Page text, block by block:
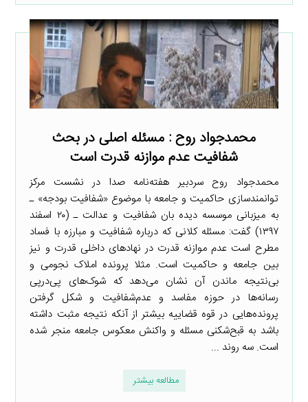
محمدجواد روح : مسئله اصلی در بحث
شفافیت عدم موازنه قدرت است
محمدجواد روح سردبیر هفته‌نامه صدا در نشست مرکز
توانمندسازی حاکمیت و جامعه با موضوع «شفافیت بودجه» ـ
به میزبانی موسسه دیده بان شفافیت و عدالت ـ (۲۰ اسفند
۱۳۹۷) گفت: مسئله کلانی که درباره شفافیت و مبارزه با فساد
مطرح است عدم موازنه قدرت در نهادهای داخلی قدرت و نیز
بین جامعه و حاکمیت است. مثلا پرونده املاک نجومی و
بی‌نتیجه ماندن آن نشان می‌دهد که شوک‌های پی‌درپی
رسانه‌ها در حوزه مفاسد و عدم‌شفافیت و شکل گرفتن
پرونده‌هایی در قوه قضاییه بیشتر از آنکه نتیجه مثبت داشته
باشد به قبح‌شکنی مسئله و واکنش معکوس جامعه منجر شده
است. سه روند ...
مطالعه بیشتر